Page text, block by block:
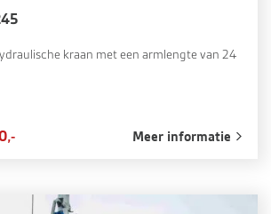
kraan met een armlengte van 24
Meer informatie